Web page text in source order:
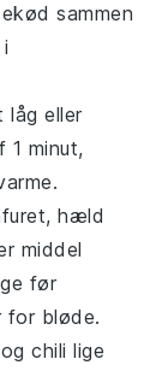
sammen
låg eller
1 minut,
hæld
middel
før
for bløde.
ogchili lige